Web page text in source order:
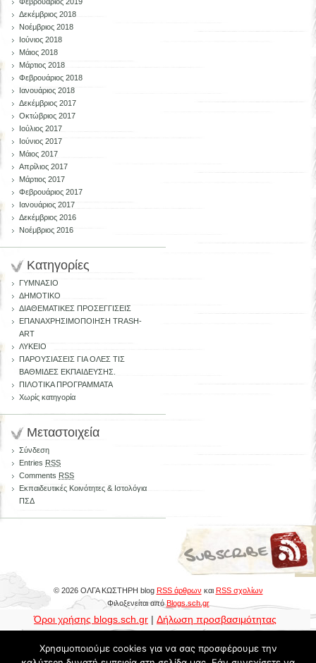
Δεκέμβριος 2018
Νοέμβριος 2018
Ιούνιος 2018
Μάιος 2018
Μάρτιος 2018
Φεβρουάριος 2018
Ιανουάριος 2018
Δεκέμβριος 2017
Οκτώβριος 2017
Ιούλιος 2017
Ιούνιος 2017
Μάιος 2017
Απρίλιος 2017
Μάρτιος 2017
Φεβρουάριος 2017
Ιανουάριος 2017
Δεκέμβριος 2016
Νοέμβριος 2016
Kατηγορίες
ΓΥΜΝΑΣΙΟ
ΔΗΜΟΤΙΚΟ
ΔΙΑΘΕΜΑΤΙΚΕΣ ΠΡΟΣΕΓΓΙΣΕΙΣ
ΕΠΑΝΑΧΡΗΣΙΜΟΠΟΙΗΣΗ TRASH-
ART
ΛΥΚΕΙΟ
ΠΑΡΟΥΣΙΑΣΕΙΣ ΓΙΑ ΟΛΕΣ ΤΙΣ
ΒΑΘΜΙΔΕΣ ΕΚΠΑΙΔΕΥΣΗΣ.
ΠΙΛΟΤΙΚΑ ΠΡΟΓΡΑΜΜΑΤΑ
Χωρίς κατηγορία
Μεταστοιχεία
Σύνδεση
Entries RSS
Comments RSS
Εκπαιδευτικές Κοινότητες & Ιστολόγια
ΠΣΔ
© 2026 ΟΛΓΑ ΚΩΣΤΗΡΗ blog RSS άρθρων και RSS σχολίων
Φιλοξενείται απόBlogs.sch.gr
Όροι χρήσης blogs.sch.gr |Δήλωση προσβασιμότητας
Χρησιμοποιούμε cookies για να σας προσφέρουμε την